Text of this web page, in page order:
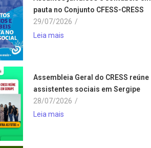
pauta no Conjunto CFESS-CRESS
29/07/2026 /
Leia mais
Assembleia Geral do CRESS reúne
assistentes sociais em Sergipe
28/07/2026 /
Leia mais